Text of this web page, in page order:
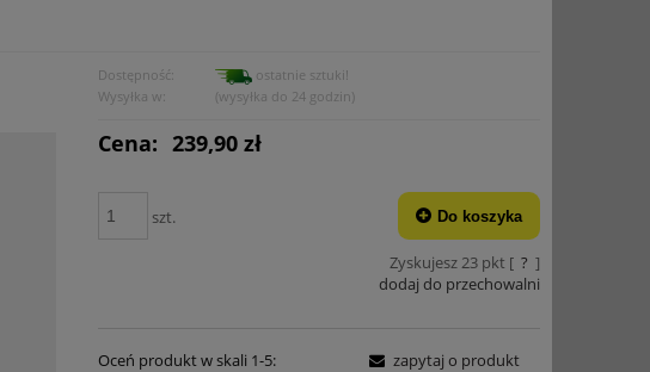
Dostępność:
ostatnie sztuki!
Wysyłka w:
(wysyłka do 24 godzin)
Cena: 239,90 zł
szt. Do koszyka
Zyskujesz23pkt [ ? ]
dodaj do przechowalni
Oceń produkt w skali 1-5:
zapytaj o produkt